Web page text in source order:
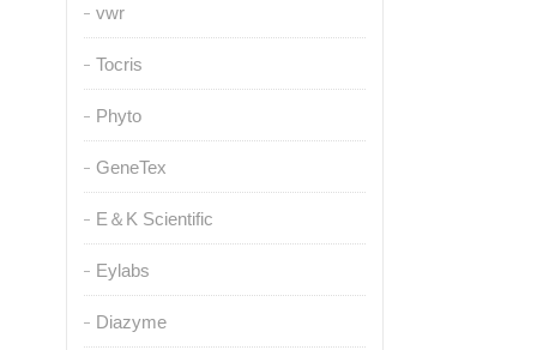
vwr
Tocris
Phyto
GeneTex
E＆K Scientific
Eylabs
Diazyme